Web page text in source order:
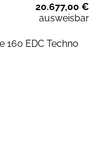
20.677,00 €
ausweisbar